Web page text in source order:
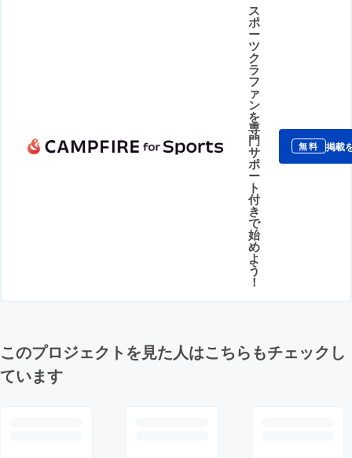
ス
ポ
ー
ツ
ク
ラ
フ
ァ
ン
を
専
門
サ
ポ
ー
ト
付
き
で
始
め
よ
う
！
無料 掲載
このプロジェクトを見た人はこちらもチェックし
ています